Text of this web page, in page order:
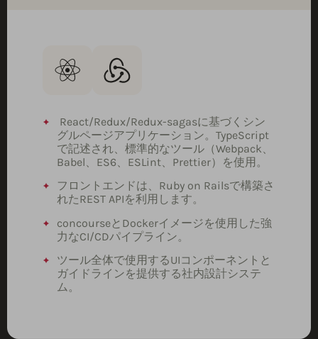
React/Redux/Redux-sagasに基づくシン
グルページアプリケーション。TypeScript
で記述され、標準的なツール（Webpack、
Babel、ES6、ESLint、Prettier）を使用。
フロントエンドは、Ruby on Railsで構築さ
れたREST APIを利用します。
concourseとDockerイメージを使用した強
力なCI/CDパイプライン。
ツール全体で使用するUIコンポーネントと
ガイドラインを提供する社内設計システ
ム。